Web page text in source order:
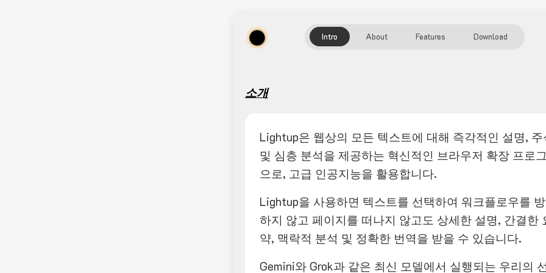
Intro About Features Download
소개
Lightup은 웹상의 모든 텍스트에 대해 즉각적인 설명, 주
및 심층 분석을 제공하는 혁신적인 브라우저 확장 프로
으로, 고급 인공지능을 활용합니다.
Lightup을 사용하면 텍스트를 선택하여 워크플로우를
하지 않고 페이지를 떠나지 않고도 상세한 설명, 간결한
약, 맥락적 분석 및 정확한 번역을 받을 수 있습니다.
Gemini와 Grok과 같은 최신 모델에서 실행되는 우리의 선